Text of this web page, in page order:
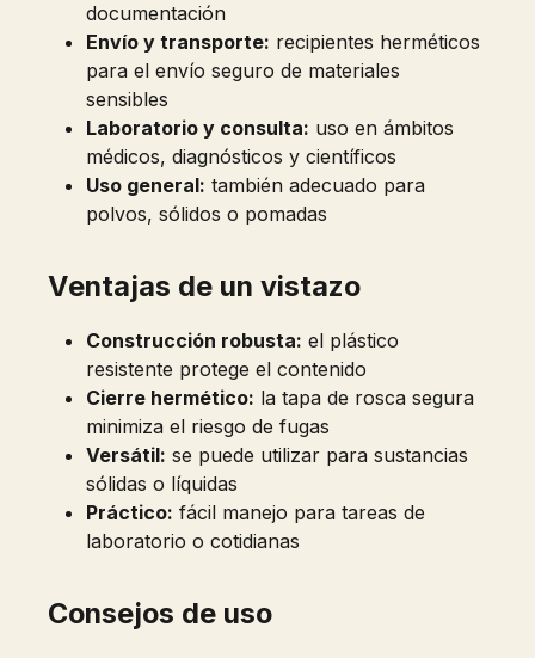
documentación
Envío y transporte: recipientes herméticos
para el envío seguro de materiales
sensibles
Laboratorio y consulta: uso en ámbitos
médicos, diagnósticos y científicos
Uso general: también adecuado para
polvos, sólidos o pomadas
Ventajas de un vistazo
Construcción robusta: el plástico
resistente protege el contenido
Cierre hermético: la tapa de rosca segura
minimiza el riesgo de fugas
Versátil: se puede utilizar para sustancias
sólidas o líquidas
Práctico: fácil manejo para tareas de
laboratorio o cotidianas
Consejos de uso